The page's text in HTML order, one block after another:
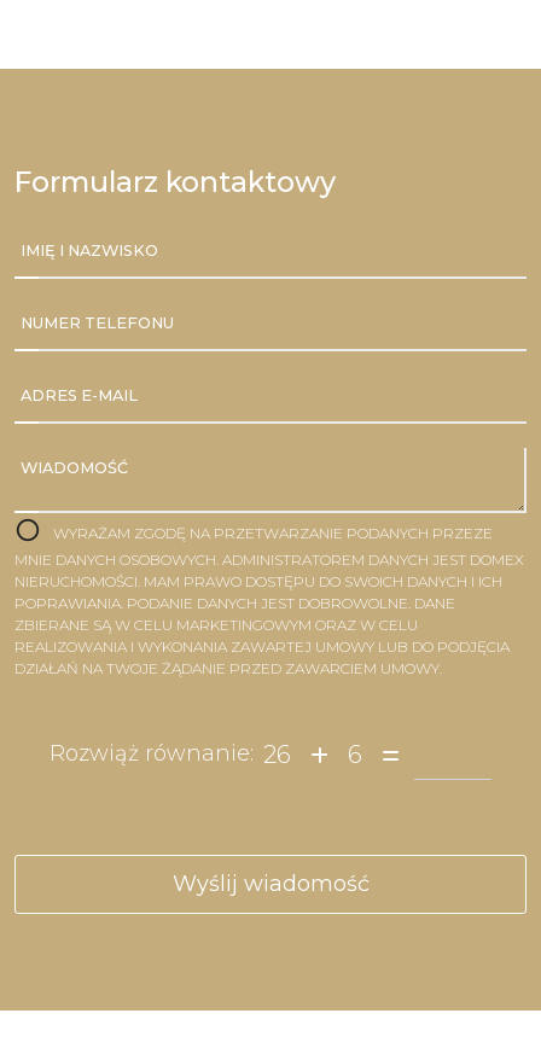
Formularz kontaktowy
IMIĘ I NAZWISKO
NUMER TELEFONU
ADRES E-MAIL
WIADOMOŚĆ
WYRAŻAM ZGODĘ NA PRZETWARZANIE PODANYCH PRZEZE
MNIE DANYCH OSOBOWYCH. ADMINISTRATOREM DANYCH JEST DOMEX
NIERUCHOMOŚCI. MAM PRAWO DOSTĘPU DO SWOICH DANYCH I ICH
POPRAWIANIA. PODANIE DANYCH JEST DOBROWOLNE. DANE
ZBIERANE SĄ W CELU MARKETINGOWYM ORAZ W CELU
REALIZOWANIA I WYKONANIA ZAWARTEJ UMOWY LUB DO PODJĘCIA
DZIAŁAŃ NA TWOJE ŻĄDANIE PRZED ZAWARCIEM UMOWY.
Rozwiąż równanie: 26 6